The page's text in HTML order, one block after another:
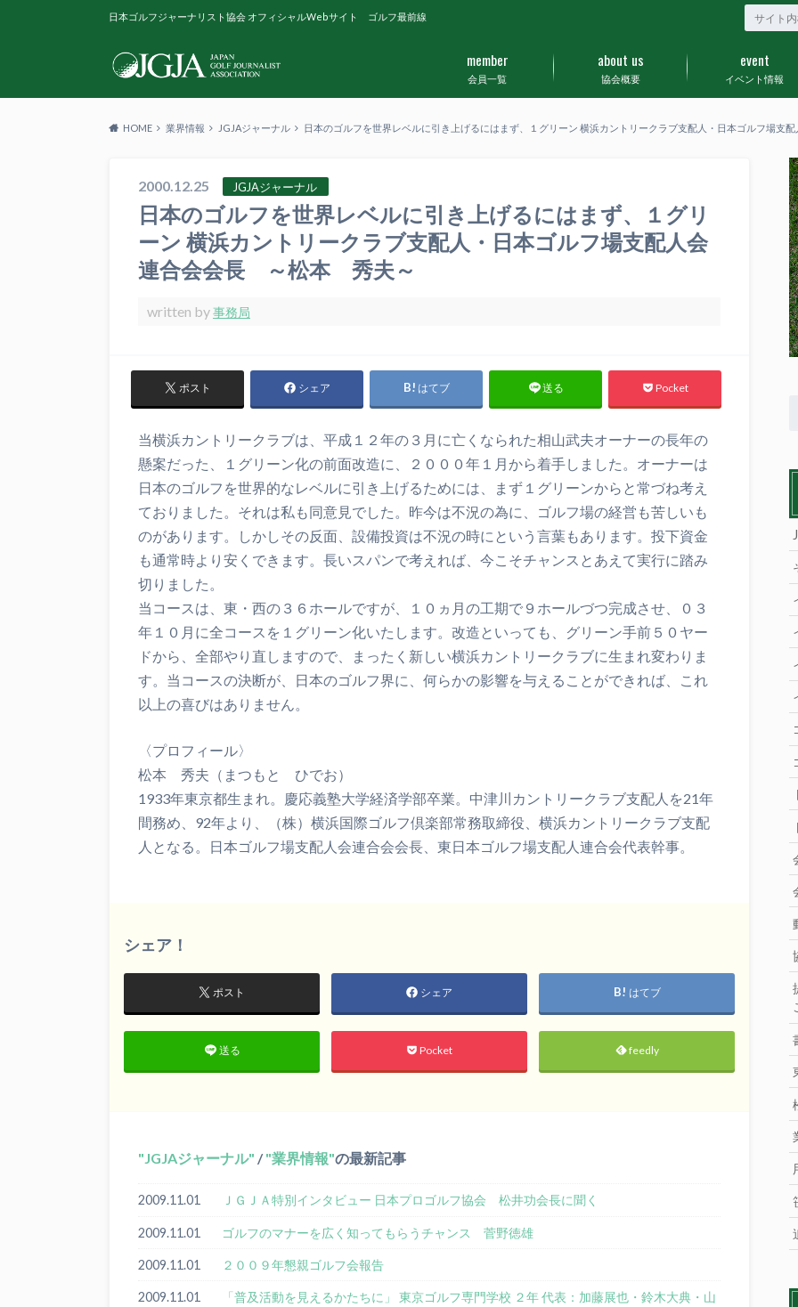
日本ゴルフジャーナリスト協会 オフィシャルWebサイト ゴルフ最前線
会員一覧
member
協会概要
about us
イベント情報
event
HOME 業界情報 JGJAジャーナル 日本のゴルフを世界レベルに引き上げるにはまず、１グリーン 横浜カントリークラブ支配人・日本ゴルフ場
2000.12.25 JGJAジャーナル
日本のゴルフを世界レベルに引き上げるにはまず、１グリ
ーン 横浜カントリークラブ支配人・日本ゴルフ場支配人会
連合会会長 ～松本 秀夫～
written by事務局
ポスト シェア はてブ 送る Pocket
当横浜カントリークラブは、平成１２年の３月に亡くなられた相山武夫オーナーの長年の
懸案だった、１グリーン化の前面改造に、２０００年１月から着手しました。オーナーは
日本のゴルフを世界的なレベルに引き上げるためには、まず１グリーンからと常づね考え
ておりました。それは私も同意見でした。昨今は不況の為に、ゴルフ場の経営も苦しいも
のがあります。しかしその反面、設備投資は不況の時にという言葉もあります。投下資金
も通常時より安くできます。長いスパンで考えれば、今こそチャンスとあえて実行に踏み
切りました。
当コースは、東・西の３６ホールですが、１０ヵ月の工期で９ホールづつ完成させ、０３
年１０月に全コースを１グリーン化いたします。改造といっても、グリーン手前５０ヤー
ドから、全部やり直しますので、まったく新しい横浜カントリークラブに生まれ変わりま
す。当コースの決断が、日本のゴルフ界に、何らかの影響を与えることができれば、これ
以上の喜びはありません。
〈プロフィール〉
松本 秀夫（まつもと ひでお）
1933年東京都生まれ。慶応義塾大学経済学部卒業。中津川カントリークラブ支配人を21年
間務め、92年より、（株）横浜国際ゴルフ倶楽部常務取締役、横浜カントリークラブ支配
人となる。日本ゴルフ場支配人会連合会会長、東日本ゴルフ場支配人連合会代表幹事。
シェア！
ポスト シェア はてブ
送る Pocket feedly
JGJAジャーナル / 業界情報 の最新記事
2009.11.01 ＪＧＪＡ特別インタビュー 日本プロゴルフ協会 松井功会長に聞く
2009.11.01 ゴルフのマナーを広く知ってもらうチャンス 菅野徳雄
2009.11.01 ２００９年懇親ゴルフ会報告
2009.11.01
「普及活動を見えるかたちに」 東京ゴルフ専門学校 ２年 代表：加藤展也・鈴木大典・山